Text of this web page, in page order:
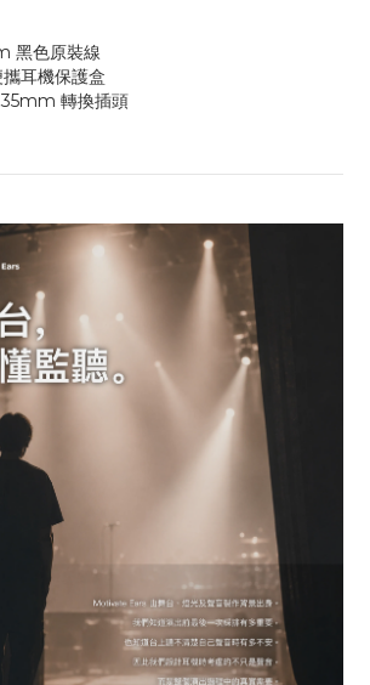
黑色原裝線
耳機保護盒
轉換插頭